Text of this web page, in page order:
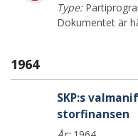
Type:
Dokumentet är
1964
SKP:s
storfinansen